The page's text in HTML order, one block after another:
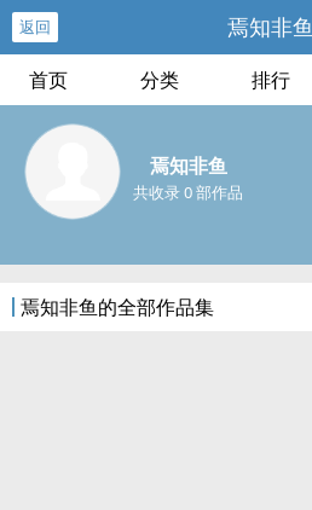
返回 焉知非鱼
首页 分类 排行
焉知非鱼
共收录 0 部作品
焉知非鱼的全部作品集